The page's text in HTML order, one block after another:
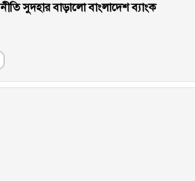
নীতি সুদহার বাড়ালো বাংলাদেশ ব্যাংক